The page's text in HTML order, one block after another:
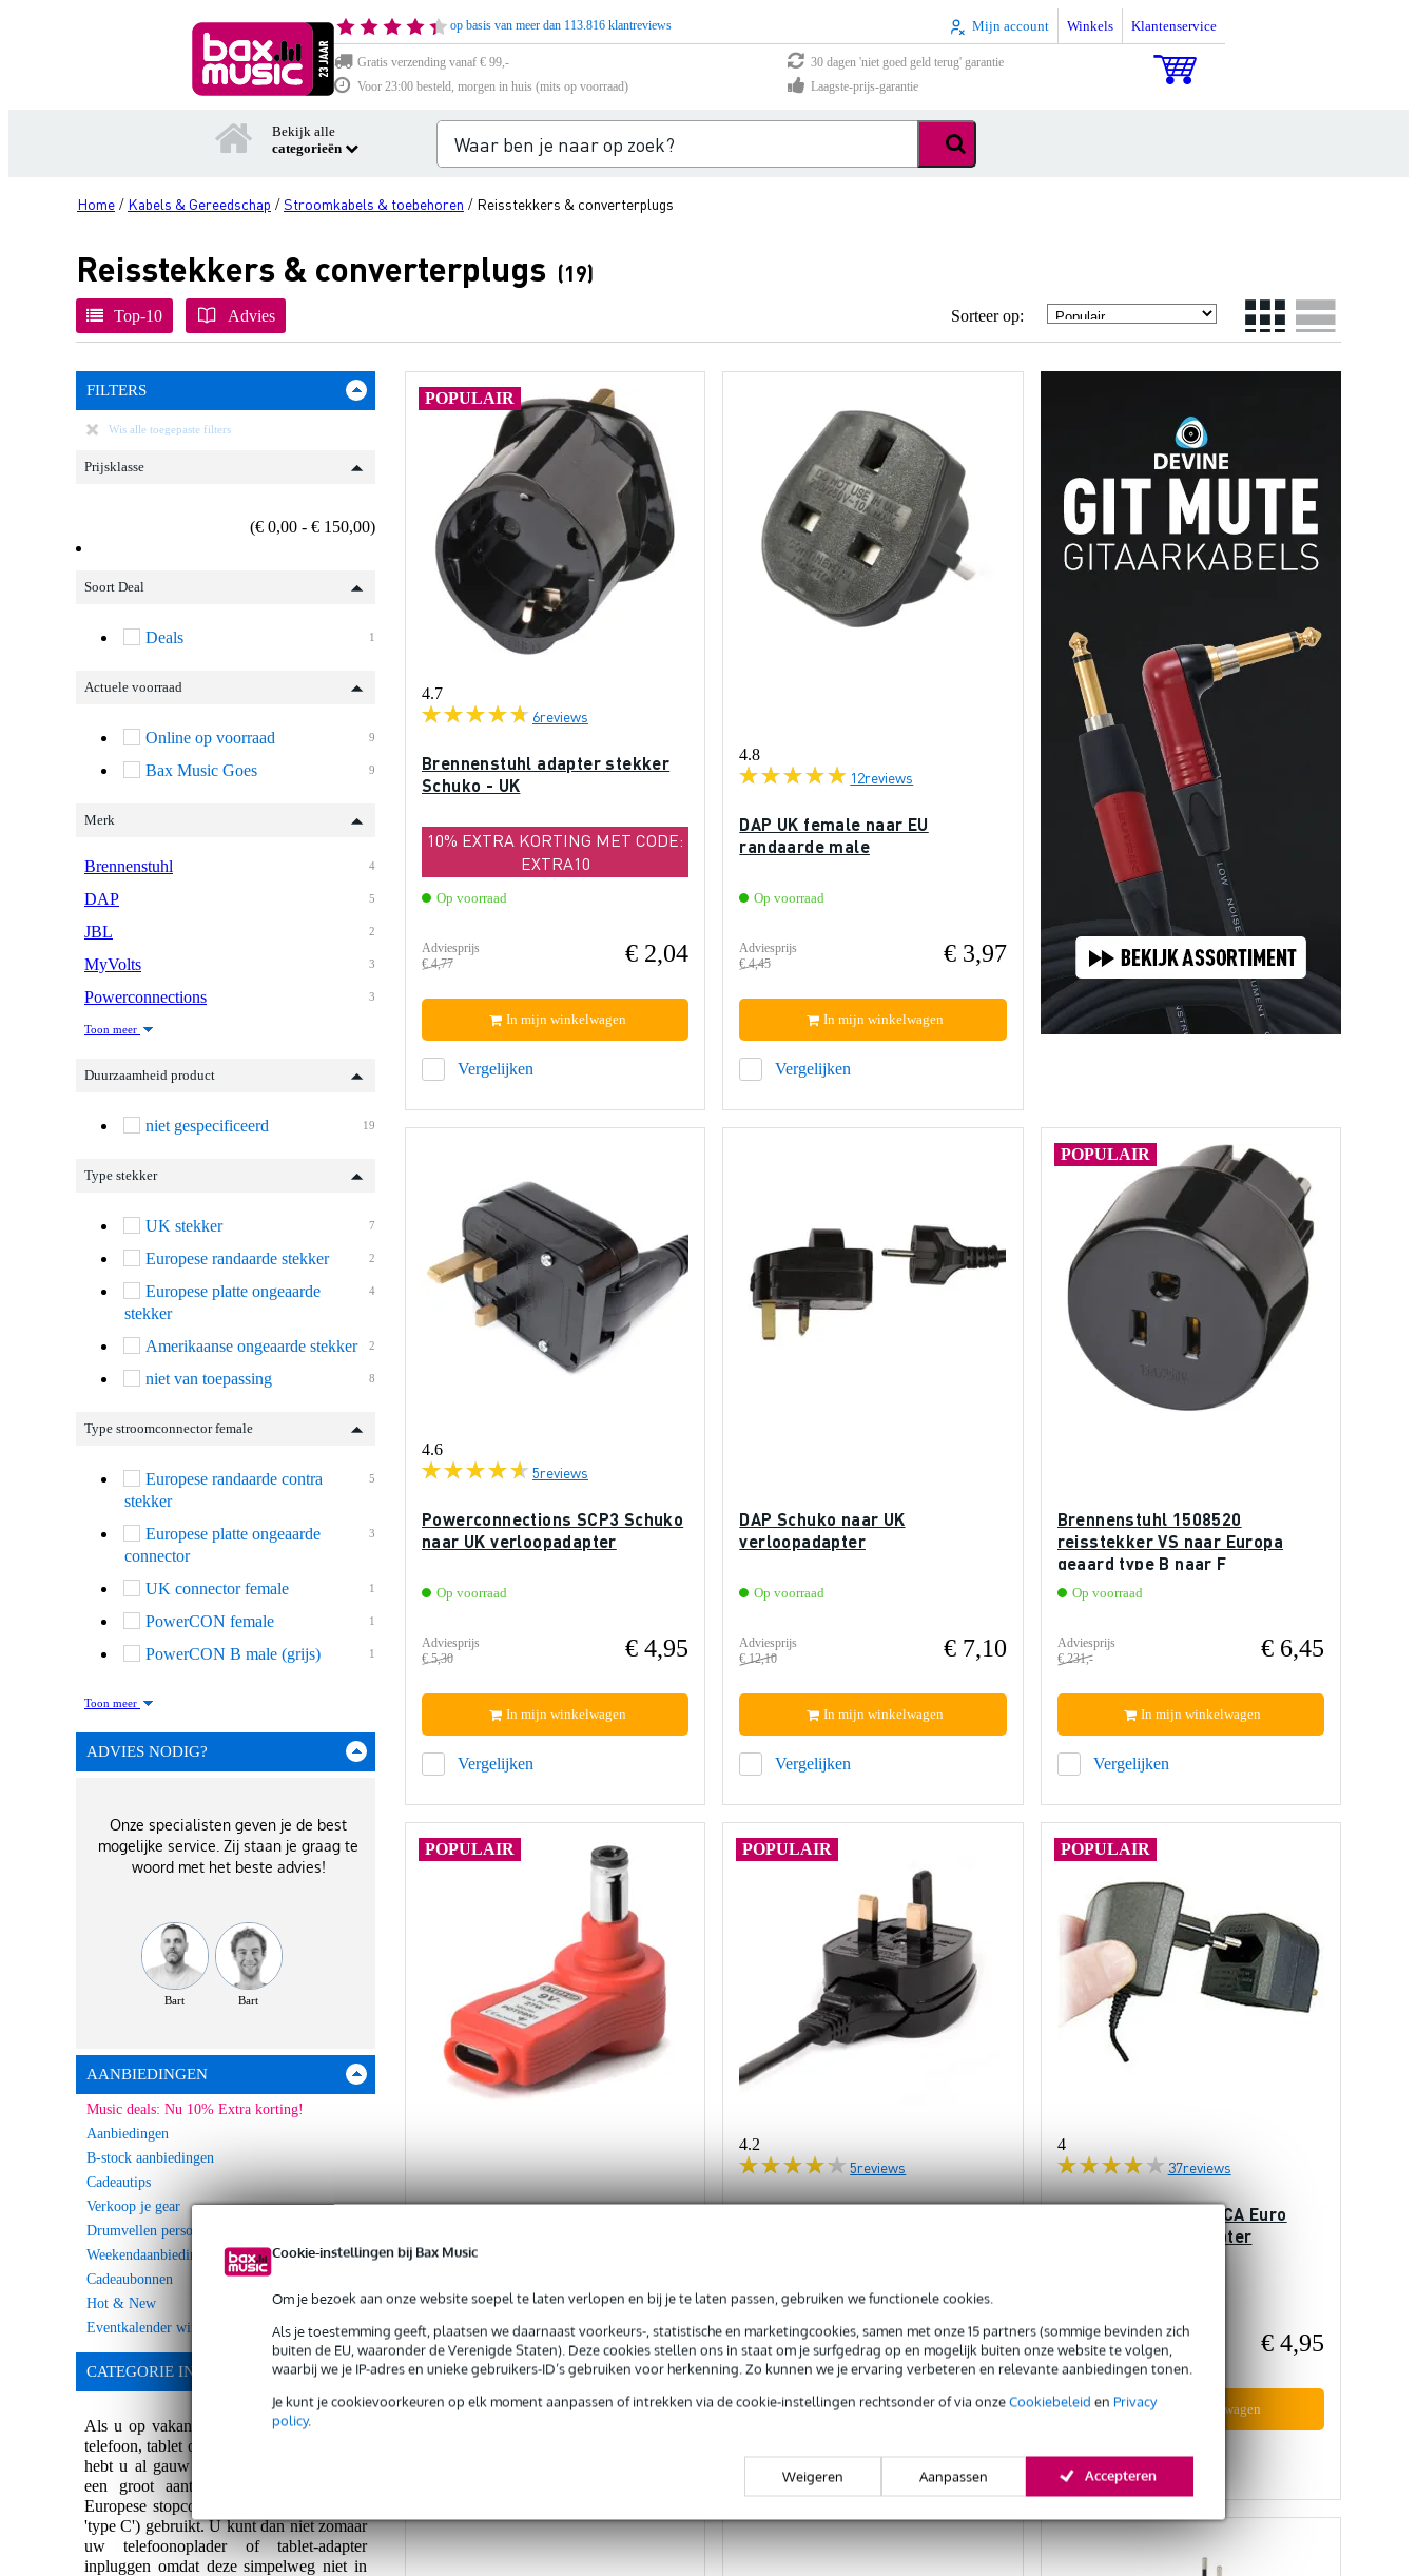
Cookie-instellingen bij Bax Music
Om je bezoek aan onze website soepel te laten verlopen en bij je te laten passen, gebruiken we functionele cookies.
Als je toestemming geeft, plaatsen we daarnaast voorkeurs-, statistische en marketingcookies, samen met onze 15 partners (sommige bevinden zich
buiten de EU, waaronder de Verenigde Staten). Deze cookies stellen ons in staat om je surfgedrag op en mogelijk buiten onze website te volgen,
waarbij we je IP-adres en unieke gebruikers-ID’s gebruiken voor herkenning. Zo kunnen we je ervaring verbeteren en relevante aanbiedingen tonen.
Je kunt je cookievoorkeuren op elk moment aanpassen of intrekken via de cookie-instellingen rechtsonder of via onzeCookiebeleid en Privacy
policy.
Weigeren Aanpassen Accepteren
op basis van meer dan 113.816 klantreviews Mijn account Winkels Klantenservice
Gratis verzending vanaf € 99,-
30 dagen 'niet goed geld terug' garantie
Voor 23:00 besteld, morgen in huis (mits op voorraad)
Laagste-prijs-garantie
Bekijk alle
categorieën
Home / Kabels & Gereedschap /Stroomkabels & toebehoren / Reisstekkers & converterplugs
Reisstekkers & converterplugs (19)
Top-10 Advies Sorteer op:
FILTERS
Wis alle toegepaste filters
Prijsklasse
(€ 0,00 - € 150,00)
Soort Deal
1
Deals
Actuele voorraad
9
Online op voorraad
9
Bax Music Goes
Merk
4
Brennenstuhl
5
DAP
2
JBL
3
MyVolts
3
Powerconnections
Toon meer
Duurzaamheid product
19
niet gespecificeerd
Type stekker
7
UK stekker
2
Europese randaarde stekker
4
Europese platte ongeaarde
stekker
2
Amerikaanse ongeaarde stekker
8
niet van toepassing
Type stroomconnector female
5
Europese randaarde contra
stekker
3
Europese platte ongeaarde
connector
1
UK connector female
1
PowerCON female
1
PowerCON B male (grijs)
Toon meer
ADVIES NODIG?
Onze specialisten geven je de best
mogelijke service. Zij staan je graag te
woord met het beste advies!
Bart Bart
AANBIEDINGEN
Music deals: Nu 10% Extra korting!
Aanbiedingen
B-stock aanbiedingen
Cadeautips
Verkoop je gear
Drumvellen personaliseren
Weekendaanbieding
Cadeaubonnen
Hot & New
Eventkalender winkels
CATEGORIE INFORMATIE
Als u op vakantie of op reis uw mobiele
telefoon, tablet of mp3-speler wil opladen,
hebt u al gauw een reisstekker nodig. In
een groot aantal landen worden geen
Europese stopcontacten (het zogenoemde
'type C') gebruikt. U kunt dan niet zomaar
uw telefoonoplader of tablet-adapter
inpluggen omdat deze simpelweg niet in
POPULAIR
4.7
6reviews
Brennenstuhl adapter stekker
Schuko - UK
10% EXTRA KORTING MET CODE:
EXTRA10
Op voorraad
Adviesprijs
€ 4,77
€ 2,04
Vergelijken
In mijn winkelwagen
4.8
12reviews
DAP UK female naar EU
randaarde male
Op voorraad
Adviesprijs
€ 4,45
€ 3,97
Vergelijken
In mijn winkelwagen
4.6
5reviews
Powerconnections SCP3 Schuko
naar UK verloopadapter
Op voorraad
Adviesprijs
€ 5,30
€ 4,95
Vergelijken
In mijn winkelwagen
DAP Schuko naar UK
verloopadapter
Op voorraad
Adviesprijs
€ 12,10
€ 7,10
Vergelijken
In mijn winkelwagen
POPULAIR
Brennenstuhl 1508520
reisstekker VS naar Europa
geaard type B naar F
Op voorraad
Adviesprijs
€ 231,-
€ 6,45
Vergelijken
In mijn winkelwagen
POPULAIR
c-ve 2.1mm/2.5mm verloopplug
Op voorraad
€ 22,95
In mijn winkelwagen
POPULAIR
4.2
5reviews
Adviesprijs
€ 5,80
€ 3,95
In mijn winkelwagen
POPULAIR
4
37reviews
Powerconnections BCA Euro
naar UK verloopadapter
Adviesprijs
€ 10,20
€ 4,95
Vergelijken
In mijn winkelwagen